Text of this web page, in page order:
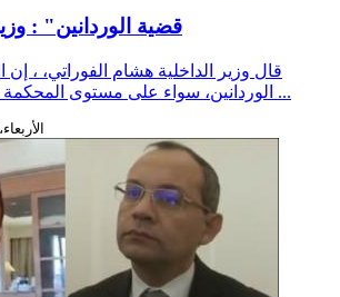
"قضية الوردانين" :
قال وزير الداخلية هشام الفوراتي، ،
الوردانين، سواء على مستوى المحكمة الابتدائية بالمنستير أو ...
الأربعاء، 27 نوفمبر، 2019 - 13:06